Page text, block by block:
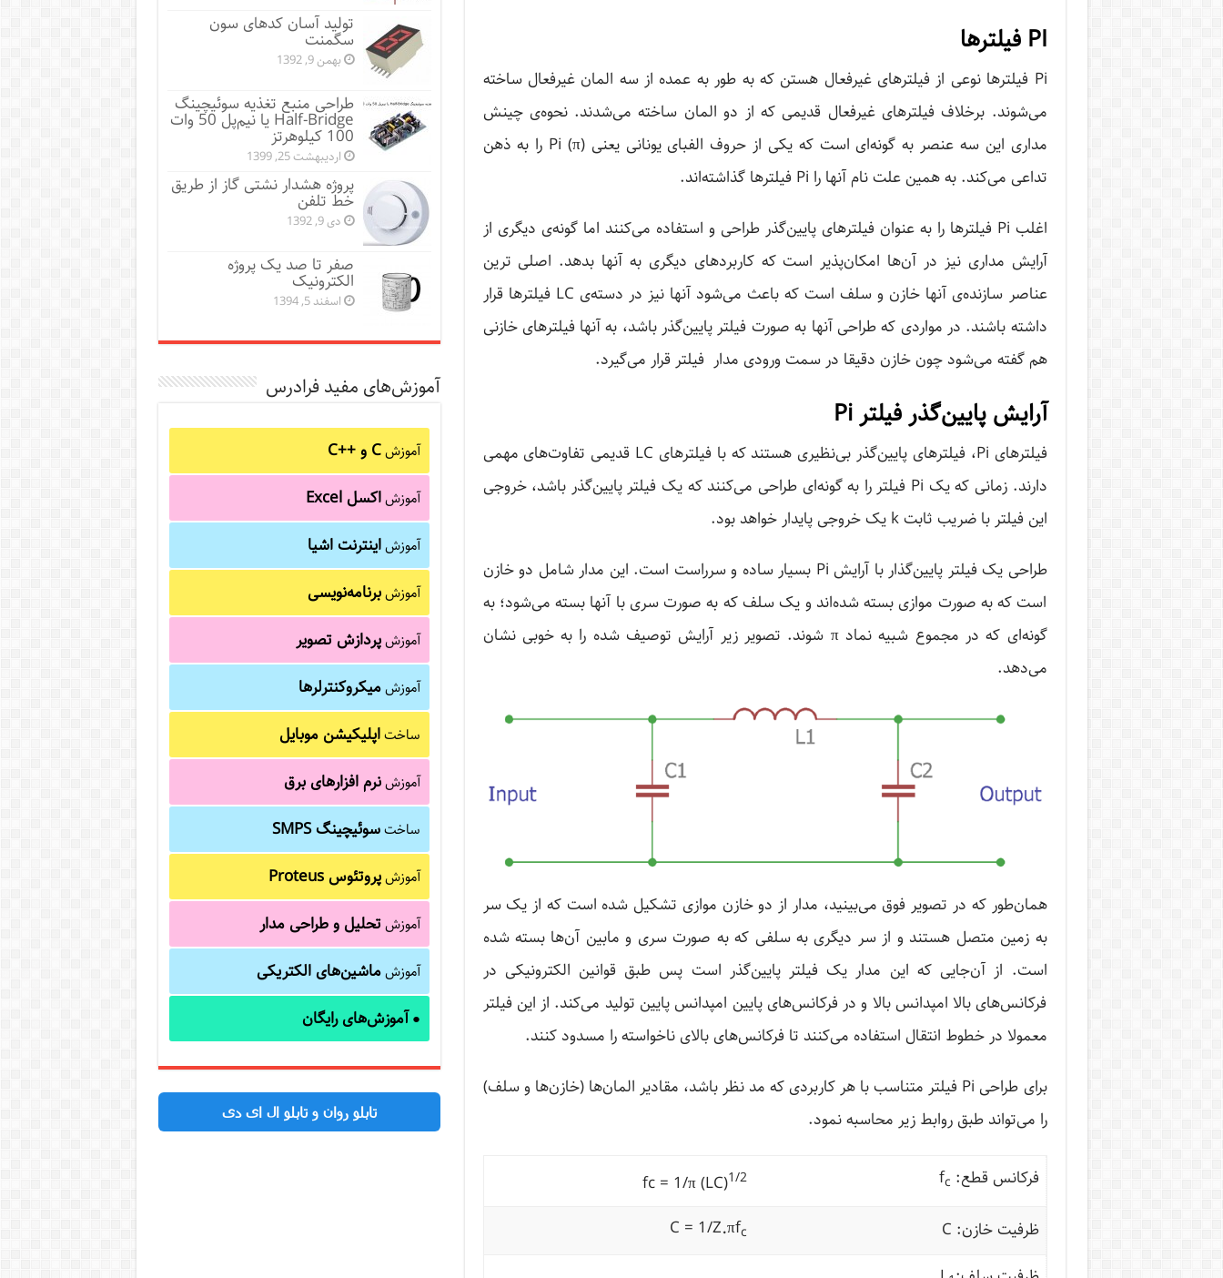
PI فیلترها
Pi فیلترها نوعی از فیلترهای غیرفعال هستن که به طور به عمده از سه المان غیرفعال ساخته
می‌شوند. برخلاف فیلترهای غیرفعال قدیمی که از دو المان ساخته می‌شدند. نحوه‌ی چینش
مداری این سه عنصر به گونه‌ای است که یکی از حروف الفبای یونانی یعنی Pi (π) را به ذهن
تداعی می‌کند. به همین علت نام آنها را Pi فیلترها گذاشته‌اند.
اغلب Pi فیلترها را به عنوان فیلترهای پایین‌گذر طراحی و استفاده می‌کنند اما گونه‌ی دیگری از
آرایش مداری نیز در آن‌ها امکان‌پذیر است که کاربردهای دیگری به آنها بدهد. اصلی ترین
عناصر سازنده‌ی آنها خازن و سلف است که باعث می‌شود آنها نیز در دسته‌ی LC فیلترها قرار
داشته باشند. در مواردی که طراحی آ‌‌نها به صورت فیلتر پایین‌گذر باشد، به آنها فیلترهای خازنی
هم گفته می‌شود چون خازن دقیقا در سمت ورودی مدار فیلتر قرار می‌گیرد.
آرایش پایین‌‌گذر فیلتر Pi
فیلترهای Pi، فیلترهای پایین‌گذر بی‌نظیری هستند که با فیلترهای LC قدیمی تفاوت‌های مهمی
دارند. زمانی که یک Pi فیلتر را به گونه‌ای طراحی می‌کنند که یک فیلتر پایین‌گذر باشد، خروجی
این فیلتر با ضریب ثابت k یک خروجی پایدار خواهد بود.
طراحی یک فیلتر پایین‌گذار با آرایش Pi بسیار ساده و سرراست است. این مدار شامل دو خازن
است که به صورت موازی بسته شده‌اند و یک سلف که به صورت سری با آنها بسته می‌شود؛ به
گونه‌ای که در مجموع شبیه نماد π شوند. تصویر زیر آرایش توصیف شده را به خوبی نشان
می‌دهد.
همان‌طور که در تصویر فوق می‌بینید، مدار از دو خازن موازی تشکیل شده است که از یک سر
به زمین متصل هستند و از سر دیگری به سلفی که به صورت سری و مابین آن‌ها بسته شده
است. از آن‌جایی که این مدار یک فیلتر پایین‌گذر است پس طبق قوانین الکترونیکی در
فرکانس‌های بالا امپدانس بالا و در فرکانس‌های پایین امپدانس پایین تولید می‌کند. از این فیلتر
معمولا در خطوط انتقال استفاده می‌کنند تا فرکانس‌های بالای ناخواسته را مسدود کنند.
برای طراحی Pi فیلتر متناسب با هر کاربردی که مد نظر باشد، مقادیر المان‌ها (خازن‌ها و سلف)
را می‌تواند طبق روابط زیر محاسبه نمود.
فرکانس قطع: f c
fc = 1/π (LC)1/2
ظرفیت خازن: C C = 1/Z۰πfc
تولید آسان کدهای سون
سگمنت
بهمن 9, 1392
طراحی منبع تغذیه سوئیچینگ
Half-Bridge یا نیم‌پل 50 وات
100 کیلوهرتز
اردیبهشت 25, 1399
پروژه هشدار نشتی گاز از طریق
خط تلفن
دی 9, 1392
صفر تا صد یک پروژه
الکترونیک
اسفند 5, 1394
آموزش‌های مفید فرادرس
آموزشC و C++‎
آموزشاکسل Excel
آموزشاینترنت اشیا
آموزشبرنامه‌نویسی
آموزشپردازش تصویر
آموزشمیکروکنترلرها
ساختاپلیکیشن موبایل
آموزشنرم افزارهای برق
ساختسوئیچینگ SMPS
آموزشپروتئوس Proteus
آموزشتحلیل و طراحی مدار
آموزشماشین‌های الکتریکی
●آموزش‌های رایگان
تابلو روان و تابلو ال ای دی